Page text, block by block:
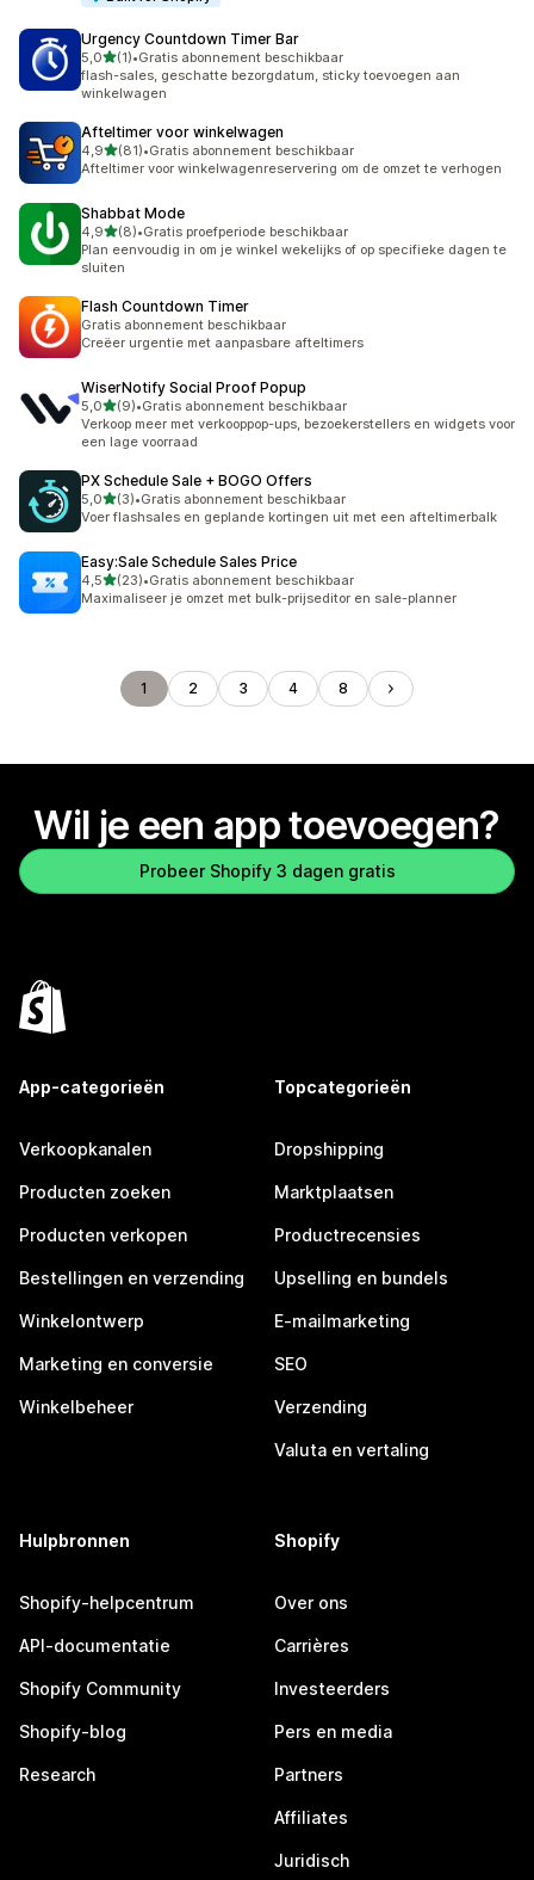
Urgency Countdown Timer Bar
5,0van 5 sterren
(1)
1 recensies in totaal
•Gratis abonnement beschikbaar
flash-sales, geschatte bezorgdatum, sticky toevoegen aan
winkelwagen
Afteltimer voor winkelwagen
4,9van 5 sterren
(81)
81 recensies in totaal
•Gratis abonnement beschikbaar
Afteltimer voor winkelwagenreservering om de omzet te verhogen
Shabbat Mode
4,9van 5 sterren
(8)
8 recensies in totaal
•Gratis proefperiode beschikbaar
Plan eenvoudig in om je winkel wekelijks of op specifieke dagen te
sluiten
Flash Countdown Timer
Gratis abonnement beschikbaar
Creëer urgentie met aanpasbare afteltimers
WiserNotify Social Proof Popup
5,0van 5 sterren
(9)
9 recensies in totaal
•Gratis abonnement beschikbaar
Verkoop meer met verkooppop-ups, bezoekerstellers en widgets voor
een lage voorraad
PX Schedule Sale + BOGO Offers
5,0van 5 sterren
(3)
3 recensies in totaal
•Gratis abonnement beschikbaar
Voer flashsales en geplande kortingen uit met een afteltimerbalk
Easy:Sale Schedule Sales Price
4,5van 5 sterren
(23)
23 recensies in totaal
•Gratis abonnement beschikbaar
Maximaliseer je omzet met bulk-prijseditor en sale-planner
1 2 3 4 8
Wil je een app toevoegen?
Probeer Shopify 3 dagen gratis
App-categorieën
Verkoopkanalen
Producten zoeken
Producten verkopen
Bestellingen en verzending
Winkelontwerp
Marketing en conversie
Winkelbeheer
Topcategorieën
Dropshipping
Marktplaatsen
Productrecensies
Upselling en bundels
E-mailmarketing
SEO
Verzending
Valuta en vertaling
Hulpbronnen
Shopify-helpcentrum
API-documentatie
Shopify Community
Shopify-blog
Research
Shopify
Over ons
Carrières
Investeerders
Pers en media
Partners
Affiliates
Juridisch